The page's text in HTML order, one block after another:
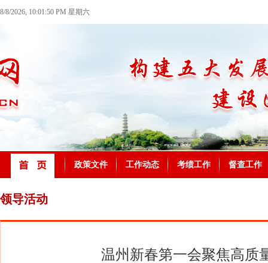
8/8/2026, 10:01:50 PM 星期六
政策文件 工作动态 考绩工作 督查工作
领导活动
温州新春第一会聚焦高质